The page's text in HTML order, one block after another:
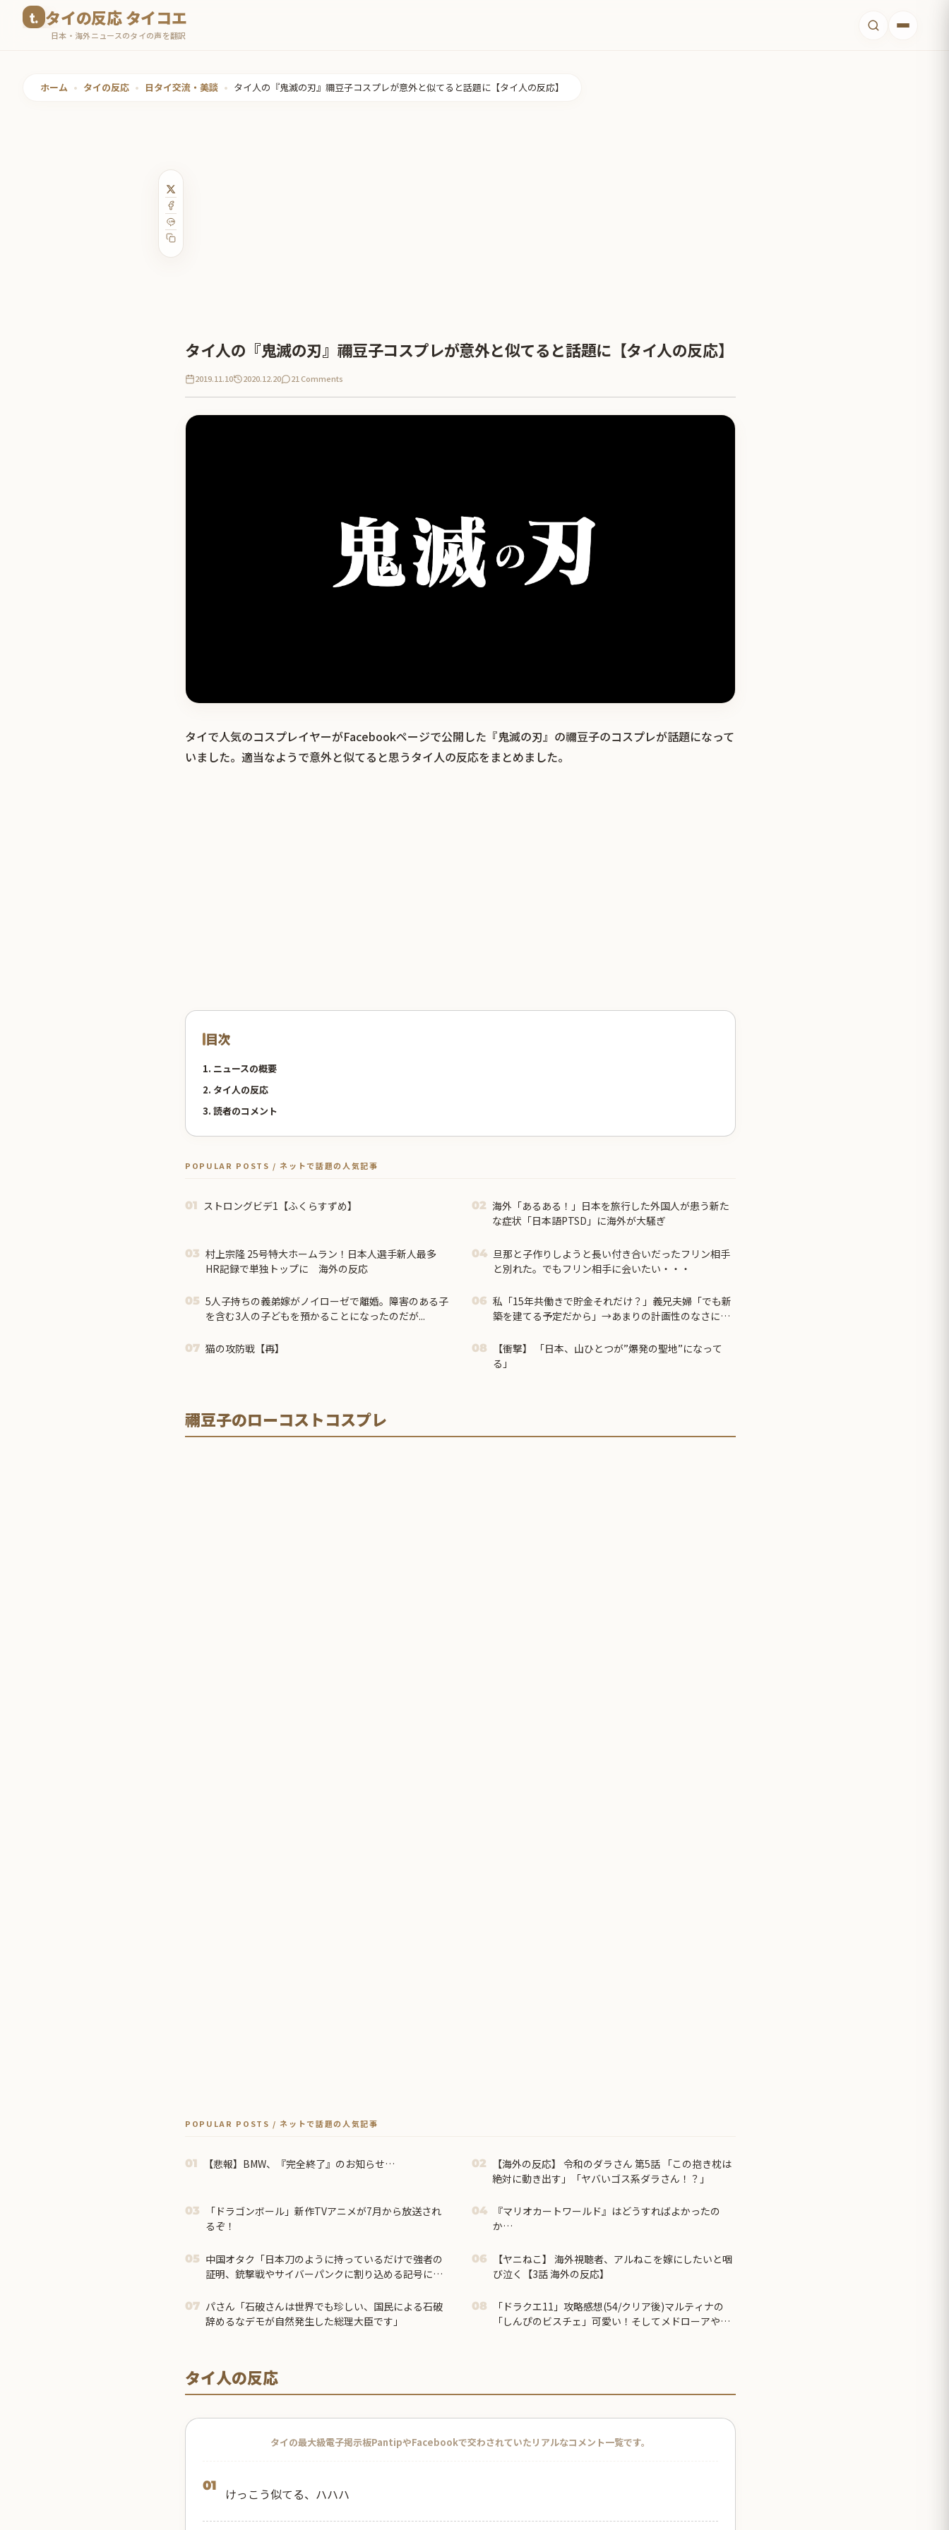
タイの反応 タイコエ
日本・海外ニュースのタイの声を翻訳
ホーム • タイの反応 • 日タイ交流・美談 • タイ人の『鬼滅の刃』禰豆子コスプレが意外と似てると話題に【タイ人の反応】
タイ人の『鬼滅の刃』禰豆子コスプレが意外と似てると話題に【タイ人の反応】
2019.11.10 2020.12.20 21 Comments
タイで人気のコスプレイヤーがFacebookページで公開した『鬼滅の刃』の禰豆子のコスプレが話題になって
いました。適当なようで意外と似てると思うタイ人の反応をまとめました。
目次
1. ニュースの概要
2. タイ人の反応
3. 読者のコメント
POPULAR POSTS / ネットで話題の人気記事
01 ストロングビデ1【ふくらすずめ】 02 海外「あるある！」日本を旅行した外国人が患う新た
な症状「日本語PTSD」に海外が大騒ぎ
03 村上宗隆 25号特大ホームラン！日本人選手新人最多
HR記録で単独トップに 海外の反応
04 旦那と子作りしようと長い付き合いだったフリン相手
と別れた。でもフリン相手に会いたい・・・
05 5人子持ちの義弟嫁がノイローゼで離婚。障害のある子
を含む3人の子どもを預かることになったのだが...
06 私「15年共働きで貯金それだけ？」義兄夫婦「でも新
築を建てる予定だから」→あまりの計画性のなさに驚
07 猫の攻防戦【再】 08
【衝撃】 「日本、山ひとつが”爆発の聖地”になって
る」
禰豆子のローコストコスプレ
POPULAR POSTS / ネットで話題の人気記事
01 【悲報】BMW、『完全終了』のお知らせ… 02
【海外の反応】 令和のダラさん 第5話 「この抱き枕は
絶対に動き出す」「ヤバいゴス系ダラさん！？」
03
「ドラゴンボール」新作TVアニメが7月から放送され
るぞ！
04
『マリオカートワールド』はどうすればよかったの
か…
05 中国オタク「日本刀のように持っているだけで強者の
証明、銃撃戦やサイバーパンクに割り込める記号にな
06
【ヤニねこ】 海外視聴者、アルねこを嫁にしたいと咽
び泣く【3話 海外の反応】
07 パさん「石破さんは世界でも珍しい、国民による石破
辞めるなデモが自然発生した総理大臣です」
08
「ドラクエ11」攻略感想(54/クリア後)マルティナの
「しんぴのビスチェ」可愛い！そしてメドローアやギ
タイ人の反応
タイの最大級電子掲示板PantipやFacebookで交わされていたリアルなコメント一覧です。
01 けっこう似てる、ハハハ